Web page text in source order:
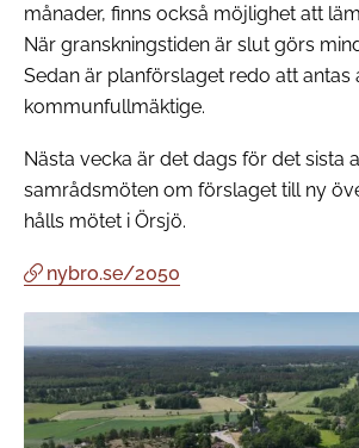
månader, finns också möjlighet att
När granskningstiden är slut görs
Sedan är planförslaget redo att antas
kommunfullmäktige.
Nästa vecka är det dags för det sista
samrådsmöten om förslaget till ny
hålls mötet i Örsjö.
nybro.se/2050